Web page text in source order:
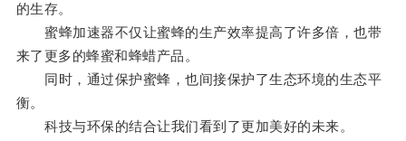
的生存。
蜜蜂加速器不仅让蜜蜂的生产效率提高了许多倍，也带
来了更多的蜂蜜和蜂蜡产品。
同时，通过保护蜜蜂，也间接保护了生态环境的生态平
衡。
科技与环保的结合让我们看到了更加美好的未来。